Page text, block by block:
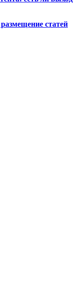
размещение статей